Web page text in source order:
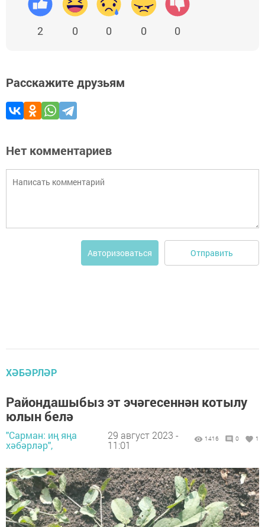
2 0 0 0 0
Расскажите друзьям
Нет комментариев
Авторизоваться Отправить
ХӘБӘРЛӘР
Райондашыбыз эт эчәгесеннән котылу
юлын белә
"Сарман: иң яңа
хәбәрләр",
29 август 2023 -
11:01
1416 0 1